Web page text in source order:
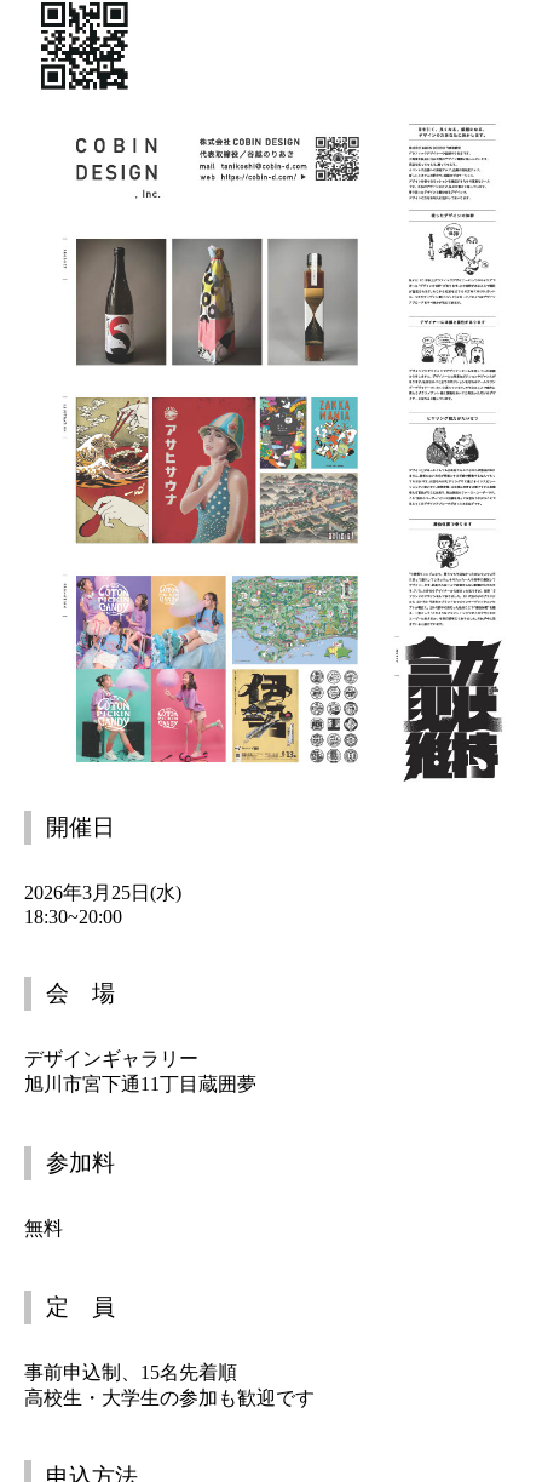
開催日
2026年3月25日(水)
18:30~20:00
会 場
デザインギャラリー
旭川市宮下通11丁目蔵囲夢
参加料
無料
定 員
事前申込制、15名先着順
高校生・大学生の参加も歓迎です
申込方法